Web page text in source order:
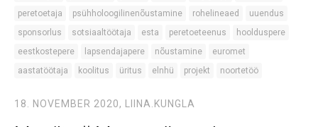
peretoetaja
psühholoogilinenõustamine rohelineaed
uuendus
sponsorlus
sotsiaaltöötaja esta peretoeteenus
hoolduspere
eestkostepere
lapsendajapere nõustamine
euromet
aastatöötaja
koolitus üritus elnhü projekt noortetöö
18. NOVEMBER 2020, LIINA.KUNGLA